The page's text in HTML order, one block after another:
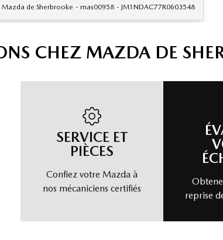
Mazda de Sherbrooke - mas00958 - JM1NDAC77R0603548
CHEZ MAZDA DE
SERVICE ET
PIÈCES
Confiez votre Mazda à
nos mécaniciens certifiés
reprise